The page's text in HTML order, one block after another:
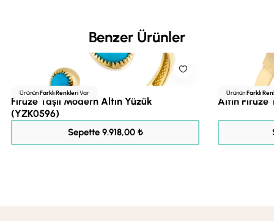
Benzer Ürünler
ÜrününFarklı RenkleriVar
Firuze Taşlı Modern Altın Yüzük
(YZK0596)
Sepette 9.918,00 ₺
ÜrününFarklı
Altın Firuze